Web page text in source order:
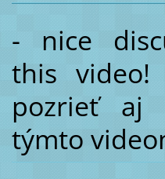
- nice
this
pozrieť aj
týmto